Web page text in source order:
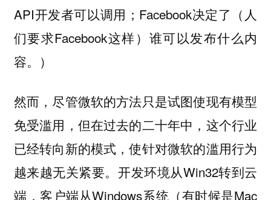
API开发者可以调用；Facebook决定了（人
们要求Facebook这样）谁可以发布什么内
容。）
然而，尽管微软的方法只是试图使现有模型
免受滥用，但在过去的二十年中，这个行业
已经转向新的模式，使针对微软的滥用行为
越来越无关紧要。开发环境从Win32转到云
端，客户端从Windows系统（有时候是Mac